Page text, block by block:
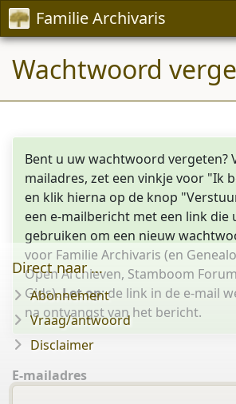
Familie Archivaris
Wachtwoord
Bent u uw wachtwoord vergeten?
mailadres, zet een vinkje voor "Ik
en klik hierna op de knop
een e-mailbericht met een link die
gebruiken om een nieuw
voor Familie Archivaris (en
Open Archieven, Stamboom
Gids).Let op: de link in de e-mail
na ontvangst van het bericht.
E-mailadres
Direct naar ...
Abonnement
Vraag/antwoord
Disclaimer